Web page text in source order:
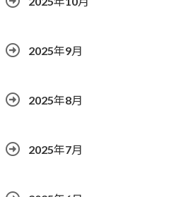
2025年9月
2025年8月
2025年7月